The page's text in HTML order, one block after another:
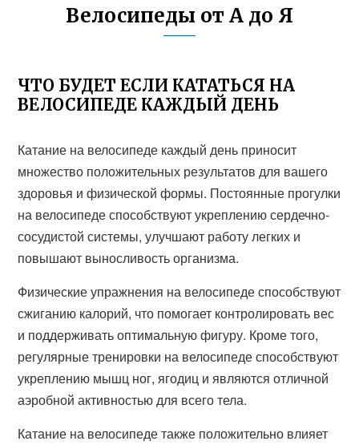
Велосипеды от А до Я
ЧТО БУДЕТ ЕСЛИ КАТАТЬСЯ НА
ВЕЛОСИПЕДЕ КАЖДЫЙ ДЕНЬ
Катание на велосипеде каждый день приносит
множество положительных результатов для вашего
здоровья и физической формы. Постоянные прогулки
на велосипеде способствуют укреплению сердечно-
сосудистой системы, улучшают работу легких и
повышают выносливость организма.
Физические упражнения на велосипеде способствуют
сжиганию калорий, что помогает контролировать вес
и поддерживать оптимальную фигуру. Кроме того,
регулярные тренировки на велосипеде способствуют
укреплению мышц ног, ягодиц и являются отличной
аэробной активностью для всего тела.
Катание на велосипеде также положительно влияет